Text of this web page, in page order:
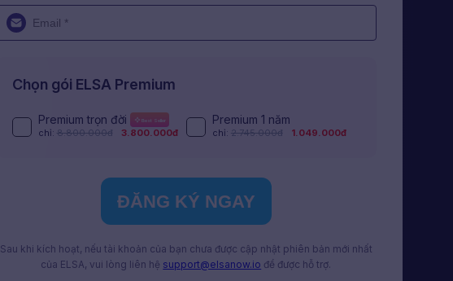
Chọn gói ELSA Premium
Premium trọn đời Best Seller
chỉ: 8.800.000đ 3.800.000đ
Premium 1 năm
chỉ: 2.745.000đ 1.049.000đ
ĐĂNG KÝ NGAY
Sau khi kích hoạt, nếu tài khoản của bạn chưa được cập nhật phiên bản mới nhất
của ELSA, vui lòng liên hệ support@elsanow.io để được hỗ trợ.